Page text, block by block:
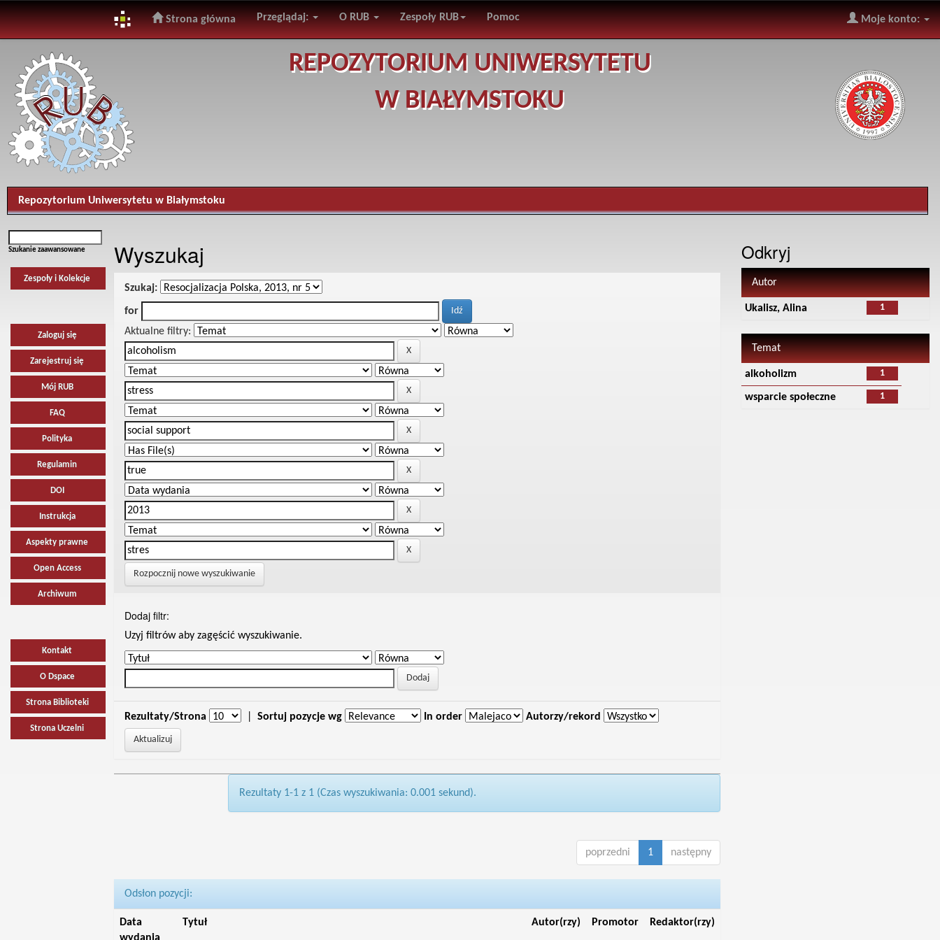
navigation
Strona główna Przeglądaj: O RUB Zespoły RUB Pomoc Moje konto:
REPOZYTORIUM UNIWERSYTETU
W BIAŁYMSTOKU
Repozytorium Uniwersytetu w Białymstoku
Szukanie zaawansowane
Zespoły i Kolekcje
Zaloguj się
Zarejestruj się
Mój RUB
FAQ
Polityka
Regulamin
DOI
Instrukcja
Aspekty prawne
Open Access
Archiwum
Kontakt
O Dspace
Strona Biblioteki
Strona Uczelni
Wyszukaj
Szukaj:
for
Aktualne filtry:
Rozpocznij nowe wyszukiwanie
Dodaj filtr:
Uzyj filtrów aby zagęścić wyszukiwanie.
Rezultaty/Strona Sortuj pozycje wg In order Autorzy/rekord
Rezultaty 1-1 z 1 (Czas wyszukiwania: 0.001 sekund).
poprzedni 1 następny
Odsłon pozycji:
Data
Tytuł Autor(rzy) Promotor Redaktor(rzy)
Odkryj
Autor
1
Ukalisz, Alina
Temat
1
alkoholizm
1
wsparcie społeczne